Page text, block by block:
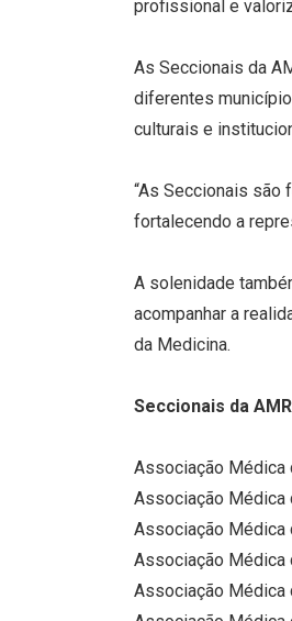
profissional e
As Seccionais da
diferentes
culturais e
“As Seccionais são
fortalecendo a
A solenidade
acompanhar a
da Medicina.
Seccionais da
Associação Médica
Associação Médica
Associação Médica
Associação Médica
Associação Médica